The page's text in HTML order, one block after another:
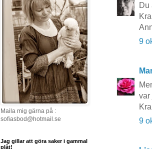
Du
9
var
9
Maila mig gärna på :
sofiasbod@hotmail.se
Jag gillar att göra saker i gammal
plåt!